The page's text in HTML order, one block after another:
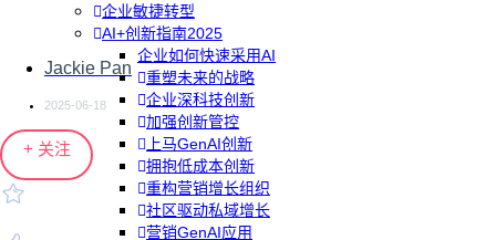
企业敏捷转型
AI+创新指南2025
企业如何快速采用AI
重塑未来的战略
企业深科技创新
加强创新管控
上马GenAI创新
拥抱低成本创新
重构营销增长组织
社区驱动私域增长
营销GenAI应用
Jackie Pan
2025-06-18
+ 关注